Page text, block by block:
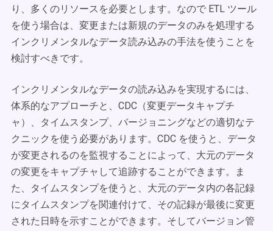
り、多くのリソースを必要とします。なので ETL ツール
を使う場合は、変更または新規のデータのみを処理する
インクリメンタルなデータ読み込みの手法を使うことを
検討すべきです。
インクリメンタルなデータの読み込みを実現するには、
体系的なアプローチと、CDC（変更データキャプチ
ャ）、タイムスタンプ、バージョニングなどの適切なテ
クニックを使う必要があります。CDC を使うと、データ
が変更されるのを監視することによって、大元のデータ
の変更をキャプチャして追跡することができます。ま
た、タイムスタンプを使うと、大元のデータ内の各記録
にタイムスタンプを関連付けて、その記録が最後に変更
された日時を示すことができます。そしてバージョン管